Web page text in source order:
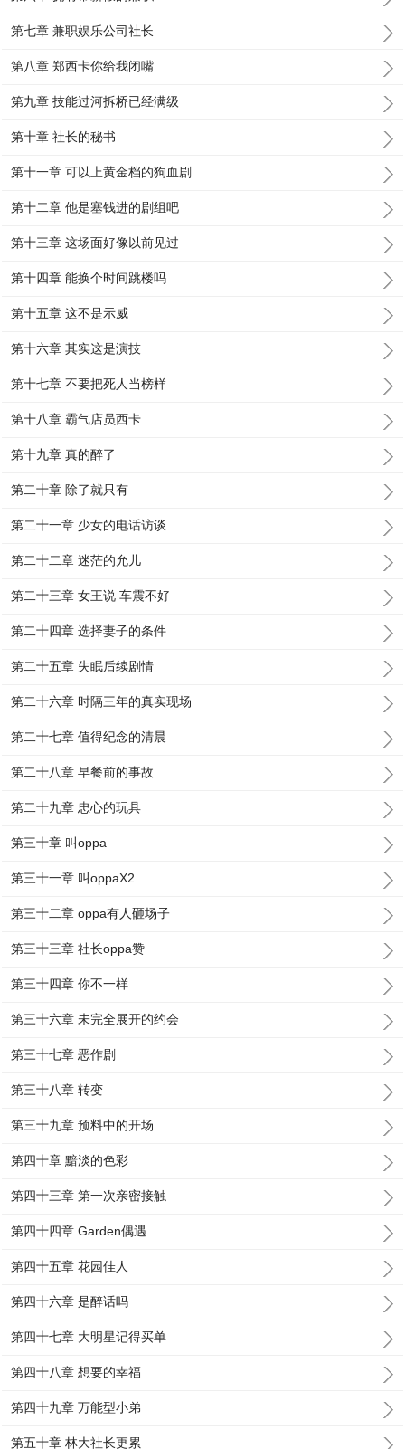
第七章 兼职娱乐公司社长
第八章 郑西卡你给我闭嘴
第九章 技能过河拆桥已经满级
第十章 社长的秘书
第十一章 可以上黄金档的狗血剧
第十二章 他是塞钱进的剧组吧
第十三章 这场面好像以前见过
第十四章 能换个时间跳楼吗
第十五章 这不是示威
第十六章 其实这是演技
第十七章 不要把死人当榜样
第十八章 霸气店员西卡
第十九章 真的醉了
第二十章 除了就只有
第二十一章 少女的电话访谈
第二十二章 迷茫的允儿
第二十三章 女王说 车震不好
第二十四章 选择妻子的条件
第二十五章 失眠后续剧情
第二十六章 时隔三年的真实现场
第二十七章 值得纪念的清晨
第二十八章 早餐前的事故
第二十九章 忠心的玩具
第三十章 叫oppa
第三十一章 叫oppaX2
第三十二章 oppa有人砸场子
第三十三章 社长oppa赞
第三十四章 你不一样
第三十六章 未完全展开的约会
第三十七章 恶作剧
第三十八章 转变
第三十九章 预料中的开场
第四十章 黯淡的色彩
第四十三章 第一次亲密接触
第四十四章 Garden偶遇
第四十五章 花园佳人
第四十六章 是醉话吗
第四十七章 大明星记得买单
第四十八章 想要的幸福
第四十九章 万能型小弟
第五十章 林大社长更累